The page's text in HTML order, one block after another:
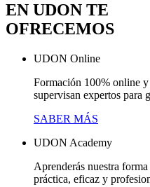
EN UDON TE
OFRECEMOS
UDON Online
Formación 100% online
supervisan expertos para
SABER MÁS
UDON Academy
Aprenderás nuestra
práctica, eficaz y